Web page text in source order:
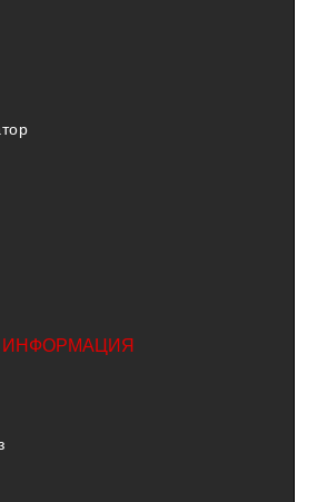
ИНФОРМАЦИЯ